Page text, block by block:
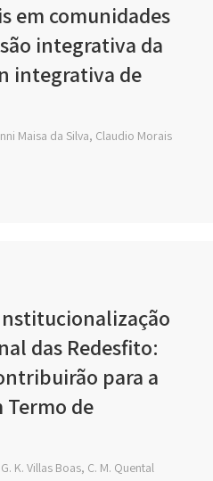
em comunidades
integrativa da
integrativa de
Maisa da Silva, Claudio Morais
das Redesfito:
para a
Termo de
K. Villas Boas, C. M. Quental